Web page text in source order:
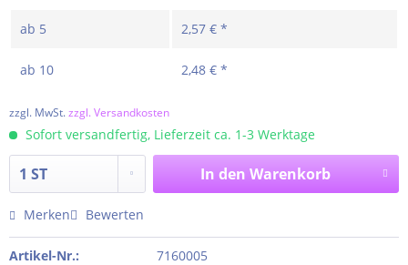
ab 5 2,57 € *
ab 10 2,48 € *
zzgl. MwSt.zzgl. Versandkosten
Sofort versandfertig, Lieferzeit ca. 1-3 Werktage
In den Warenkorb
Merken Bewerten
Artikel-Nr.:
7160005